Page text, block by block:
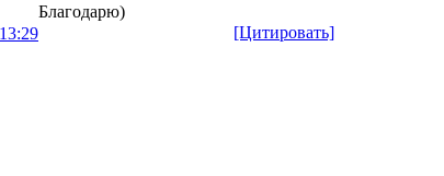
[Цитировать]
Благодарю)